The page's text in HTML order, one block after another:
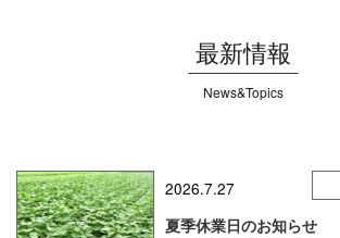
最新情報
News&Topics
2026.7.27
夏季休業日のお知らせ